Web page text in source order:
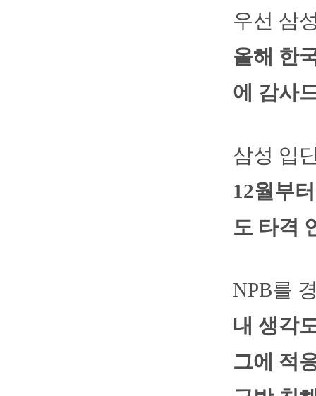
우선 삼
올해 한
에 감사
삼성 입
12월부
도 타격
NPB를
내 생각
그에 적